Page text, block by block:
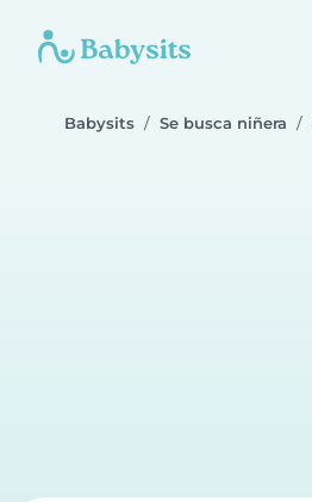
Babysits Se busca niñera